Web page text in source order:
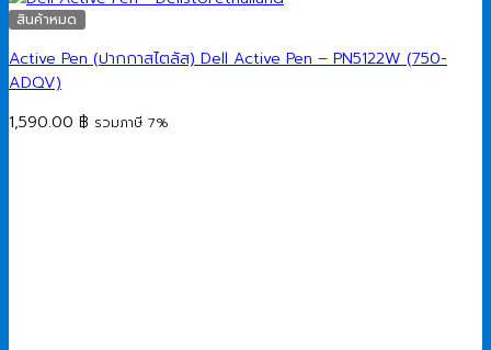
สินค้าหมด
Active Pen (ปากกาสไตลัส) Dell Active Pen – PN5122W (750-
ADQV)
1,590.00 ฿ รวมภาษี 7%